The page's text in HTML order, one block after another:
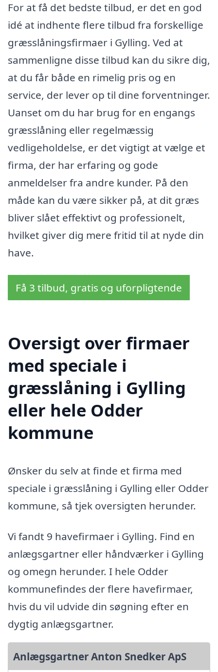
For at få det bedste tilbud, er det en god
idé at indhente flere tilbud fra forskellige
græsslåningsfirmaer i Gylling. Ved at
sammenligne disse tilbud kan du sikre dig,
at du får både en rimelig pris og en
service, der lever op til dine forventninger.
Uanset om du har brug for en engangs
græsslåning eller regelmæssig
vedligeholdelse, er det vigtigt at vælge et
firma, der har erfaring og gode
anmeldelser fra andre kunder. På den
måde kan du være sikker på, at dit græs
bliver slået effektivt og professionelt,
hvilket giver dig mere fritid til at nyde din
have.
Få 3 tilbud, gratis og uforpligtende
Oversigt over firmaer
med speciale i
græsslåning i Gylling
eller hele Odder
kommune
Ønsker du selv at finde et firma med
speciale i græsslåning i Gylling eller Odder
kommune, så tjek oversigten herunder.
Vi fandt 9 havefirmaer i Gylling. Find en
anlægsgartner eller håndværker i Gylling
og omegn herunder. I hele Odder
kommunefindes der flere havefirmaer,
hvis du vil udvide din søgning efter en
dygtig anlægsgartner.
Anlægsgartner Anton Snedker ApS